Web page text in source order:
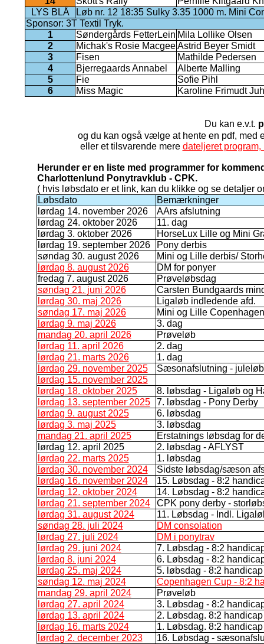
LYS BLÅ
Løb nr. 12 18:35 Sulky 3.35 1000 m. Mini
Sponsor: 3T Textil Tryk.
1
Søndergårds FetterLein Mila Lollike Olsen
2
Michak's Rosie MacgeeAstrid Beyer Smidt
3
Fisen
Mathilde Pedersen
4
Bjerregaards Annabel
Alberte Malling
5
Fie
Sofie Pihl
6
Miss Magic Karoline Frimudt
Du kan e.v.t.
og du kan også vælge at hente en pdf, med
eller et tilsvarende mere dateljeret
Herunder er en liste med programmer for
Charlottenlund Ponytravklub - CPK.
( hvis løbsdato er et link, kan du klikke og se detaljer
Løbsdato
Bemærkninger
lørdag 14. november 2026
AArs afslutning
lørdag 24. oktober 2026
11. dag
lørdag 3. oktober 2026
HorseLux Lille og Mini
lørdag 19. september 2026
Pony derbis
søndag 30. august 2026
Mini og Lille derbis/
lørdag 8. august 2026
DM for ponyer
fredag 7. august 2026
Prøveløbsdag
søndag 21. juni 2026
Carsten Bundgaards
lørdag 30. maj 2026
Ligaløb indledende afd.
søndag 17. maj 2026
Mini og Lille
lørdag 9. maj 2026
3. dag
mandag 20. april 2026
Prøveløb
lørdag 11. april 2026
2. dag
lørdag 21. marts 2026
1. dag
lørdag 29. november 2025
Sæsonafslutning - juleløb
lørdag 15. november 2025
lørdag 18. oktober 2025
8. løbsdag - Ligaløb og
lørdag 13. september 2025
7. løbsdag - Pony Derby
lørdag 9. august 2025
6. løbsdag
lørdag 3. maj 2025
3. løbsdag
mandag 21. april 2025
Erstatnings løbsdag for
lørdag 12. april 2025
2. løbsdag - AFLYST
lørdag 22. marts 2025
1. løbsdag
lørdag 30. november 2024
Sidste løbsdag/sæson
lørdag 16. november 2024
15. Løbsdag - 8:2
lørdag 12. oktober 2024
14. Løbsdag - 8:2
lørdag 21. september 2024
CPK pony derby -
lørdag 31. august 2024
11. Løbsdag - Indl.
søndag 28. juli 2024
DM consolation
lørdag 27. juli 2024
DM i ponytrav
lørdag 29. juni 2024
7. Løbsdag - 8:2
lørdag 8. juni 2024
6. Løbsdag - 8:2
lørdag 25. maj 2024
5. løbsdag - 8:2 handicap
søndag 12. maj 2024
Copenhagen Cup - 8:2
mandag 29. april 2024
Prøveløb
lørdag 27. april 2024
3. Løbsdag - 8:2
lørdag 13. april 2024
2. Løbsdag. 8:2 handicap
lørdag 16. marts 2024
1. Løbsdag. 8:2 handicap
lørdag 2. december 2023
16. Løbsdag -